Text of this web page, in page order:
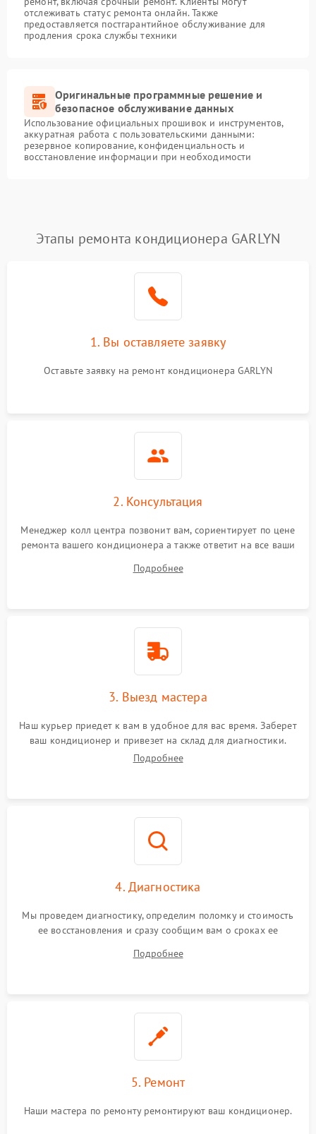
отслеживать статус ремонта онлайн. Также
предоставляется постгарантийное обслуживание для
продления срока службы техники
Оригинальные программные решение и
безопасное обслуживание данных
Использование официальных прошивок и инструментов,
аккуратная работа с пользовательскими данными:
резервное копирование, конфиденциальность и
восстановление информации при необходимости
Этапы ремонта кондиционера GARLYN
1. Вы оставляете заявку
Оставьте заявку на ремонт кондиционера GARLYN
2. Консультация
Менеджер колл центра позвонит вам, сориентирует по цене
ремонта вашего кондиционера а также ответит на все ваши
Подробнее
3. Выезд мастера
Наш курьер приедет к вам в удобное для вас время. Заберет
ваш кондиционер и привезет на склад для диагностики.
Подробнее
4. Диагностика
Мы проведем диагностику, определим поломку и стоимость
ее восстановления и сразу сообщим вам о сроках ее
Подробнее
5. Ремонт
Наши мастера по ремонту ремонтируют ваш кондиционер.